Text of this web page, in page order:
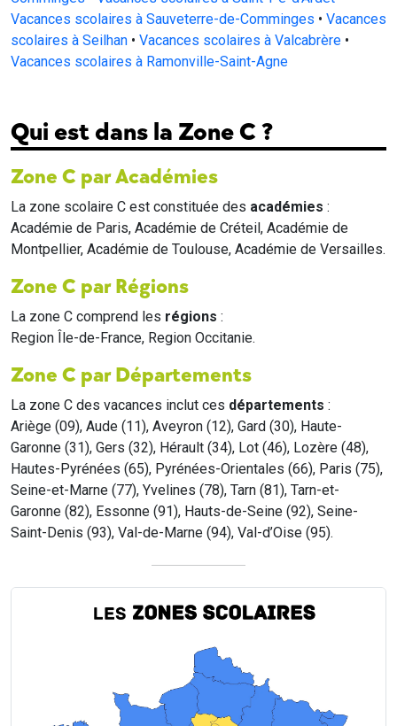
Vacances scolaires à Sauveterre-de-Comminges • Vacances
scolaires à Seilhan • Vacances scolaires à Valcabrère •
Vacances scolaires à Ramonville-Saint-Agne
Qui est dans la Zone C ?
Zone C par Académies
La zone scolaire C est constituée des académies :
Académie de Paris, Académie de Créteil, Académie de
Montpellier, Académie de Toulouse, Académie de Versailles.
Zone C par Régions
La zone C comprend les régions :
Region Île-de-France, Region Occitanie.
Zone C par Départements
La zone C des vacances inclut ces départements :
Ariège (09), Aude (11), Aveyron (12), Gard (30), Haute-
Garonne (31), Gers (32), Hérault (34), Lot (46), Lozère (48),
Hautes-Pyrénées (65), Pyrénées-Orientales (66), Paris (75),
Seine-et-Marne (77), Yvelines (78), Tarn (81), Tarn-et-
Garonne (82), Essonne (91), Hauts-de-Seine (92), Seine-
Saint-Denis (93), Val-de-Marne (94), Val-d’Oise (95).